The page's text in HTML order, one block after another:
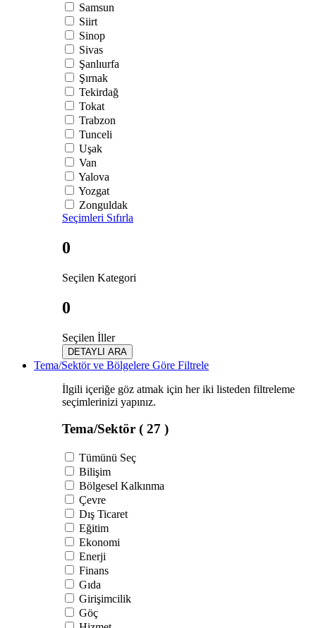
Samsun
Siirt
Sinop
Sivas
Şanlıurfa
Şırnak
Tekirdağ
Tokat
Trabzon
Tunceli
Uşak
Van
Yalova
Yozgat
Zonguldak
Seçimleri Sıfırla
0
Seçilen Kategori
0
Seçilen İller
DETAYLI ARA
Tema/Sektör ve Bölgelere Göre Filtrele
İlgili içeriğe göz atmak için her iki listeden filtreleme
seçimlerinizi yapınız.
Tema/Sektör ( 27 )
Tümünü Seç
Bilişim
Bölgesel Kalkınma
Çevre
Dış Ticaret
Eğitim
Ekonomi
Enerji
Finans
Gıda
Girişimcilik
Göç